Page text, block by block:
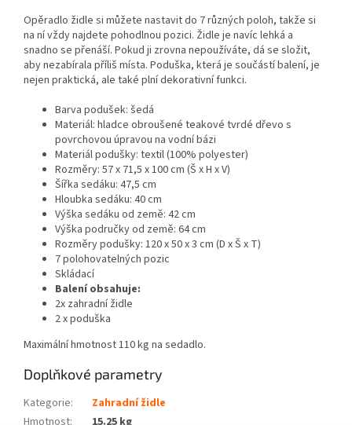
Opěradlo židle si můžete nastavit do 7 různých poloh, takže si
na ní vždy najdete pohodlnou pozici. Židle je navíc lehká a
snadno se přenáší. Pokud ji zrovna nepoužíváte, dá se složit,
aby nezabírala příliš místa. Poduška, která je součástí balení, je
nejen praktická, ale také plní dekorativní funkci.
Barva podušek: šedá
Materiál: hladce obroušené teakové tvrdé dřevo s
povrchovou úpravou na vodní bázi
Materiál podušky: textil (100% polyester)
Rozměry: 57 x 71,5 x 100 cm (Š x H x V)
Šířka sedáku: 47,5 cm
Hloubka sedáku: 40 cm
Výška sedáku od země: 42 cm
Výška područky od země: 64 cm
Rozměry podušky: 120 x 50 x 3 cm (D x Š x T)
7 polohovatelných pozic
Skládací
Balení obsahuje:
2x zahradní židle
2 x poduška
Maximální hmotnost 110 kg na sedadlo.
Doplňkové parametry
Kategorie:
Zahradní židle